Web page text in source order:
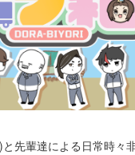
先輩達による日常時々